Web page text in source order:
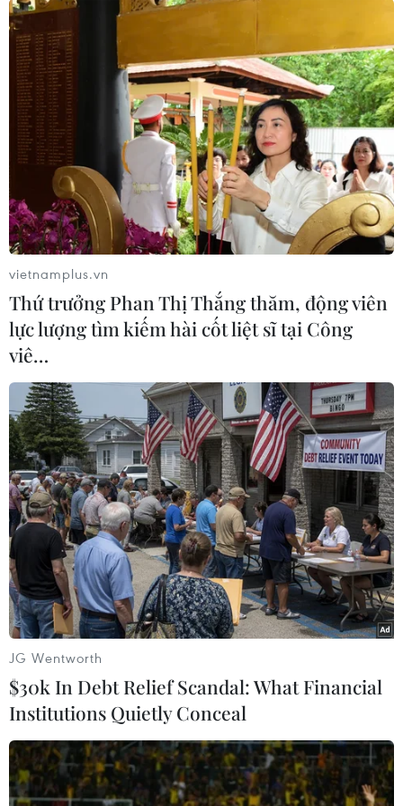
#Sân bay ở Libya
#Các cuộc tấn công
#Chính phủ đoàn kết dân tộc Libya
#Máy bay dân sự
Libya
Theo dõi VietnamPlus
TIN LIÊN QUAN
Libya: Tướng Haftar nhất trí với thỏa
thuận ngừng bắn do LHQ hậu thuẫn
10/08/2019 22:38
Người phát ngôn của Tướng Haftar cho hay lực lượng
tự xưng Quân đội Quốc gia Libya tuyên bố ngừng mọi
vietnamplus.vn
Thứ trưởng Phan Thị Thắng thăm, động viên
lực lượng tìm kiếm hài cốt liệt sĩ tại Công
viê…
JG Wentworth
$30k In Debt Relief Scandal: What Financial
Institutions Quietly Conceal